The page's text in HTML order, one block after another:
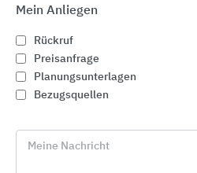
Geseker Str. 36
Deutschland
Tel. +49 5258 98280
Mein Anliegen
Rückruf
Preisanfrage
Planungsunterlagen
Bezugsquellen
Meine Nachricht